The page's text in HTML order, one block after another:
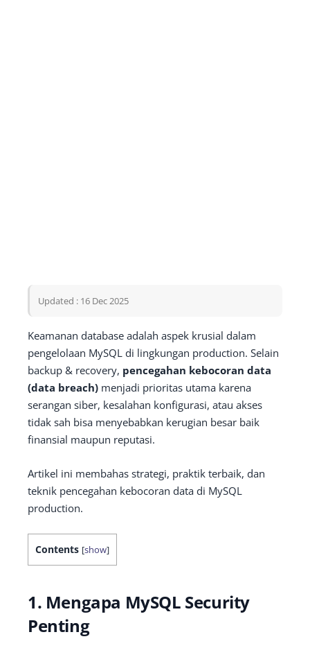
Updated : 16 Dec 2025
Keamanan database adalah aspek krusial dalam
pengelolaan MySQL di lingkungan production. Selain
backup & recovery, pencegahan kebocoran data
(data breach) menjadi prioritas utama karena
serangan siber, kesalahan konfigurasi, atau akses
tidak sah bisa menyebabkan kerugian besar baik
finansial maupun reputasi.
Artikel ini membahas strategi, praktik terbaik, dan
teknik pencegahan kebocoran data di MySQL
production.
Contents [show]
1. Mengapa MySQL Security
Penting